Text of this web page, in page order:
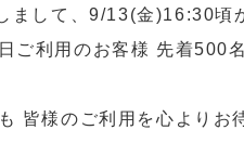
まして、9/13(金)16:30頃
ご利用のお客様 先着500
皆様のご利用を心よりお